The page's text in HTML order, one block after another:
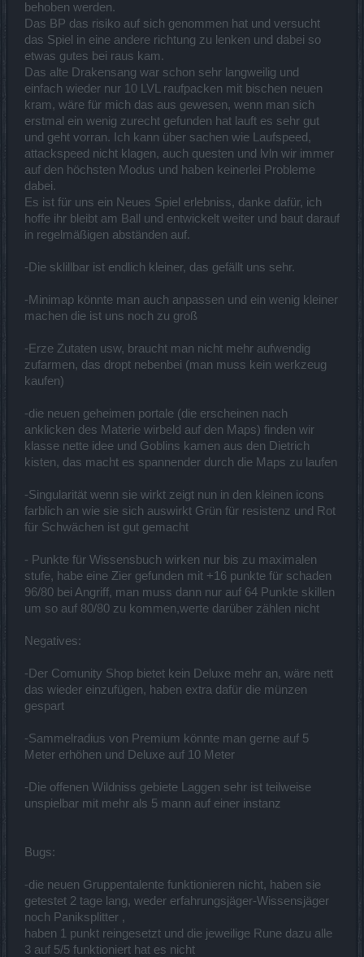
behoben werden.
Das BP das risiko auf sich genommen hat und versucht
das Spiel in eine andere richtung zu lenken und dabei so
etwas gutes bei raus kam.
Das alte Drakensang war schon sehr langweilig und
einfach wieder nur 10 LVL raufpacken mit bischen neuen
kram, wäre für mich das aus gewesen, wenn man sich
erstmal ein wenig zurecht gefunden hat lauft es sehr gut
und geht vorran. Ich kann über sachen wie Laufspeed,
attackspeed nicht klagen, auch questen und lvln wir immer
auf den höchsten Modus und haben keinerlei Probleme
dabei.
Es ist für uns ein Neues Spiel erlebniss, danke dafür, ich
hoffe ihr bleibt am Ball und entwickelt weiter und baut darauf
in regelmäßigen abständen auf.
-Die sklillbar ist endlich kleiner, das gefällt uns sehr.
-Minimap könnte man auch anpassen und ein wenig kleiner
machen die ist uns noch zu groß
-Erze Zutaten usw, braucht man nicht mehr aufwendig
zufarmen, das dropt nebenbei (man muss kein werkzeug
kaufen)
-die neuen geheimen portale (die erscheinen nach
anklicken des Materie wirbeld auf den Maps) finden wir
klasse nette idee und Goblins kamen aus den Dietrich
kisten, das macht es spannender durch die Maps zu laufen
-Singularität wenn sie wirkt zeigt nun in den kleinen icons
farblich an wie sie sich auswirkt Grün für resistenz und Rot
für Schwächen ist gut gemacht
- Punkte für Wissensbuch wirken nur bis zu maximalen
stufe, habe eine Zier gefunden mit +16 punkte für schaden
96/80 bei Angriff, man muss dann nur auf 64 Punkte skillen
um so auf 80/80 zu kommen,werte darüber zählen nicht
Negatives:
-Der Comunity Shop bietet kein Deluxe mehr an, wäre nett
das wieder einzufügen, haben extra dafür die münzen
gespart
-Sammelradius von Premium könnte man gerne auf 5
Meter erhöhen und Deluxe auf 10 Meter
-Die offenen Wildniss gebiete Laggen sehr ist teilweise
unspielbar mit mehr als 5 mann auf einer instanz
Bugs:
-die neuen Gruppentalente funktionieren nicht, haben sie
getestet 2 tage lang, weder erfahrungsjäger-Wissensjäger
noch Paniksplitter ,
haben 1 punkt reingesetzt und die jeweilige Rune dazu alle
3 auf 5/5 funktioniert hat es nicht